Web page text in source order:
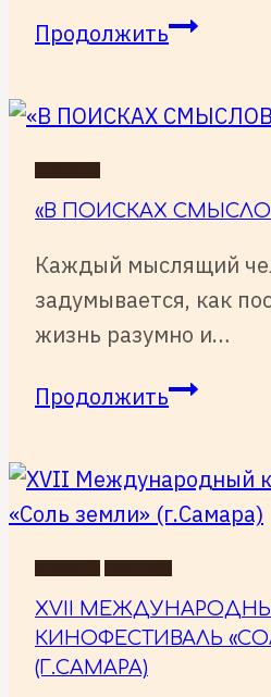
ПродолжитьВЕРА,
«В ПОИСКАХ
Каждый мыслящий
задумывается, как
жизнь разумно и…
Продолжить«В
XVII
КИНОФЕСТИВАЛЬ
(Г.САМАРА)